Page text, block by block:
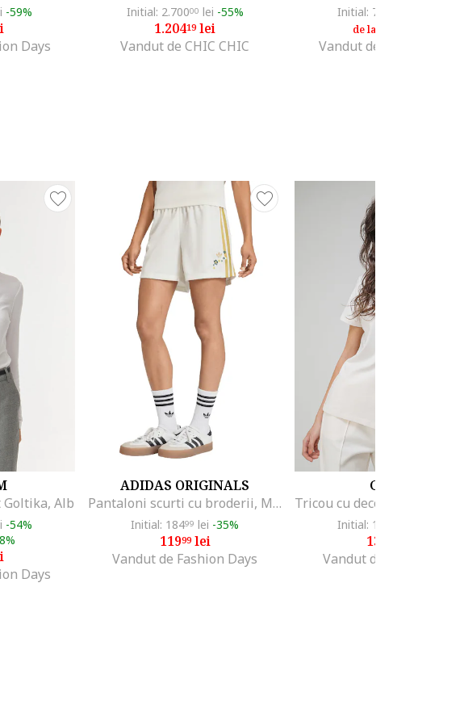
-59%
Days
Initial: 2.70000 lei -55%
1.20419lei
Vandut de CHIC CHIC
Initial: 729
de la
Vandut de Fashion Days
Alb
-54%
Days
ADIDAS ORIGINALS
Pantaloni scurti cu broderii, Maro deschis/Alb murdar
Initial: 18499 lei -35%
11999lei
Vandut de Fashion Days
GUESS
Initial: 193
134
Vandut de MODIVO SA